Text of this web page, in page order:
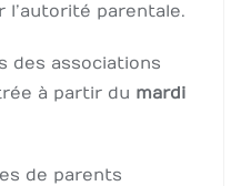
l’autorité parentale.
des associations
à partir du mardi
de parents